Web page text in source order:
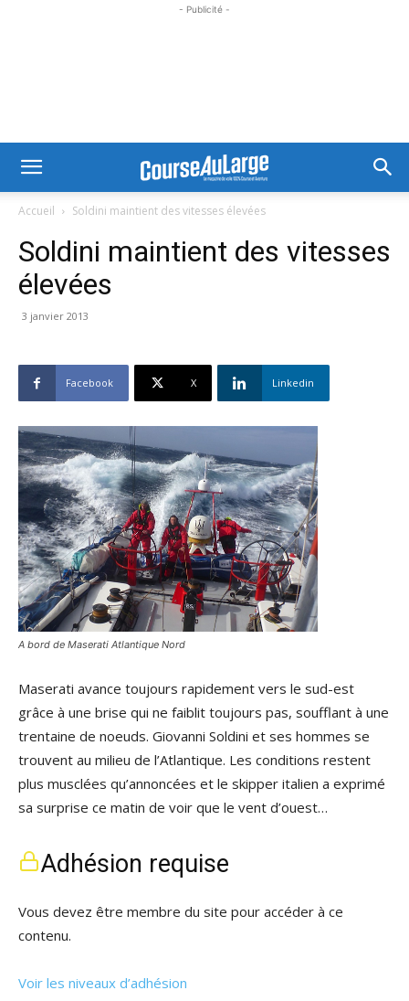
- Publicité -
Accueil Soldini maintient des vitesses élevées
Soldini maintient des vitesses
élevées
3 janvier 2013
Facebook X Linkedin
A bord de Maserati Atlantique Nord
Maserati avance toujours rapidement vers le sud-est
grâce à une brise qui ne faiblit toujours pas, soufflant à une
trentaine de noeuds. Giovanni Soldini et ses hommes se
trouvent au milieu de l’Atlantique. Les conditions restent
plus musclées qu’annoncées et le skipper italien a exprimé
sa surprise ce matin de voir que le vent d’ouest…
Adhésion requise
Vous devez être membre du site pour accéder à ce
contenu.
Voir les niveaux d’adhésion